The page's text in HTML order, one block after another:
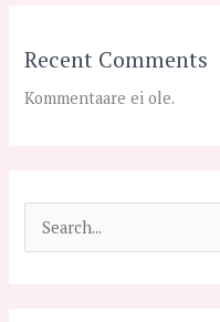
Recent Comments
Kommentaare ei ole.